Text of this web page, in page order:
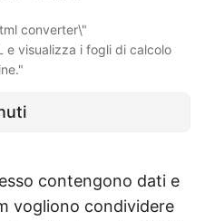
e visualizza i fogli di calcolo
contengono dati e
vogliono condividere